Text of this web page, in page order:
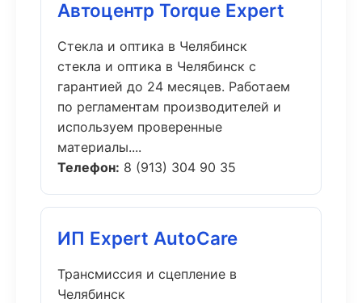
Автоцентр Torque Expert
Стекла и оптика в Челябинск
стекла и оптика в Челябинск с
гарантией до 24 месяцев. Работаем
по регламентам производителей и
используем проверенные
материалы....
Телефон: 8 (913) 304 90 35
ИП Expert AutoCare
Трансмиссия и сцепление в
Челябинск